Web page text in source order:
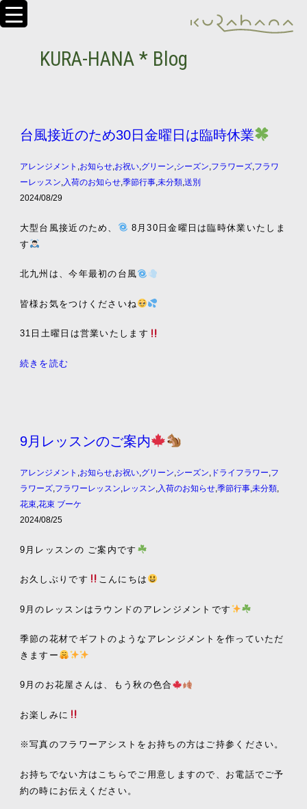
KURA-HANA * Blog
台風接近のため30日金曜日は臨時休業
アレンジメント ,お知らせ,お祝い,グリーン,シーズン,フラワーズ,フラワ
ーレッスン,入荷のお知らせ,季節行事,未分類,送別
2024/08/29
大型台風接近のため、
8月30日金曜日は臨時休業いたしま
す
北九州は、今年最初の台風
皆様お気をつけくださいね
31日土曜日は営業いたします
続きを読む
9月レッスンのご案内
アレンジメント ,お知らせ,お祝い,グリーン,シーズン,ドライフラワー,フ
ラワーズ,フラワーレッスン,レッスン,入荷のお知らせ,季節行事,未分類,
花束,花束 ブーケ
2024/08/25
9月レッスンの ご案内です
お久しぶりです こんにちは
9月のレッスンはラウンドのアレンジメントです
季節の花材でギフトのようなアレンジメントを作っていただ
きますー
9月のお花屋さんは、もう秋の色合
お楽しみに
※写真のフラワーアシストをお持ちの方はご持参ください。
お持ちでない方はこちらでご用意しますので、お電話でご予
約の時にお伝えください。